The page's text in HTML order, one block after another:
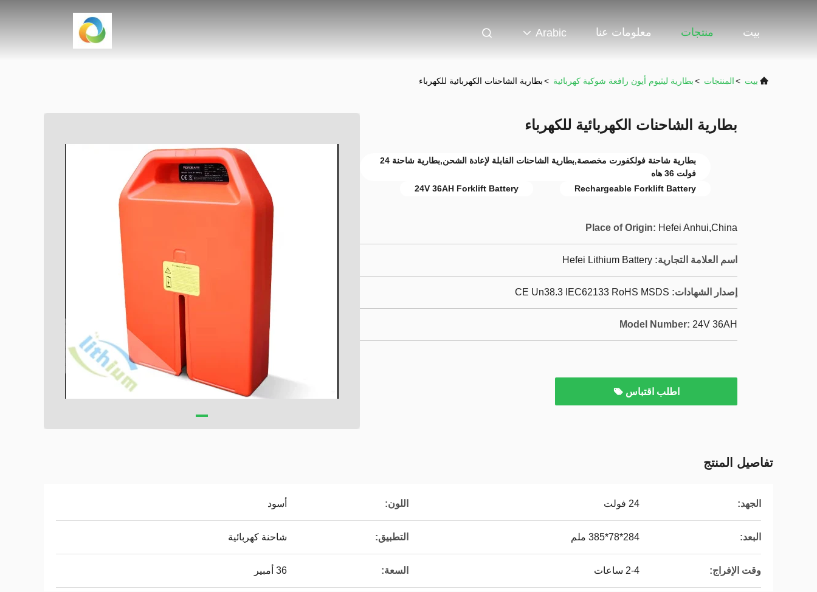
بيت منتجات معلومات عنا Arabic
بيت >المنتجات >بطارية ليثيوم أيون رافعة شوكية كهربائية >بطارية الشاحنات الكهربائية للكهرباء
بطارية الشاحنات الكهربائية للكهرباء
بطارية شاحنة فولكفورت مخصصة,بطارية الشاحنات القابلة لإعادة الشحن,بطارية شاحنة 24
فولت 36 هاه
Rechargeable Forklift Battery
24V 36AH Forklift Battery
Place of Origin: Hefei Anhui,China
اسم العلامة التجارية: Hefei Lithium Battery
إصدار الشهادات: CE Un38.3 IEC62133 RoHS MSDS
Model Number: 24V 36AH
اطلب اقتباس
تفاصيل المنتج
الجهد: 24 فولت اللون: أسود
البعد: 284*78*385 ملم التطبيق: شاحنة كهربائية
وقت الإفراج: 2-4 ساعات السعة: 36 أمبير